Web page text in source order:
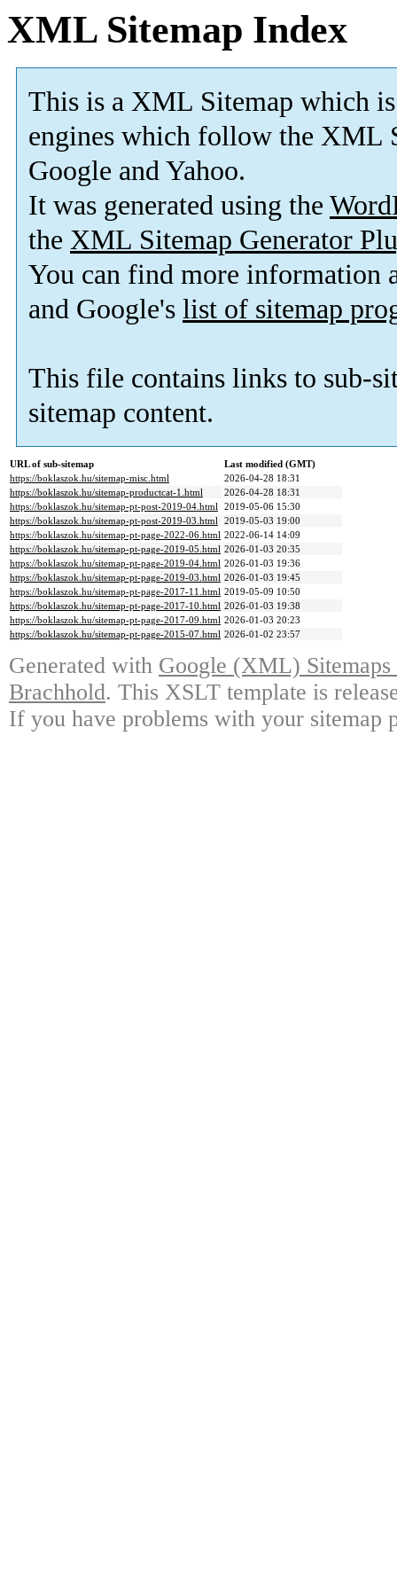
XML Sitemap Index
This is a XML Sitemap which is
engines which follow the XML
Google and Yahoo.
It was generated using the
the XML Sitemap Generator
You can find more information
and Google's list of sitemap
This file contains links to sub-
sitemap content.
URL of sub-sitemap
Last modified (GMT)
https://boklaszok.hu/sitemap-misc.html
2026-04-28 18:31
https://boklaszok.hu/sitemap-productcat-1.html
2026-04-28 18:31
https://boklaszok.hu/sitemap-pt-post-2019-04.html 2019-05-06 15:30
https://boklaszok.hu/sitemap-pt-post-2019-03.html 2019-05-03 19:00
https://boklaszok.hu/sitemap-pt-page-2022-06.html 2022-06-14 14:09
https://boklaszok.hu/sitemap-pt-page-2019-05.html 2026-01-03 20:35
https://boklaszok.hu/sitemap-pt-page-2019-04.html 2026-01-03 19:36
https://boklaszok.hu/sitemap-pt-page-2019-03.html 2026-01-03 19:45
https://boklaszok.hu/sitemap-pt-page-2017-11.html 2019-05-09 10:50
https://boklaszok.hu/sitemap-pt-page-2017-10.html 2026-01-03 19:38
https://boklaszok.hu/sitemap-pt-page-2017-09.html 2026-01-03 20:23
https://boklaszok.hu/sitemap-pt-page-2015-07.html 2026-01-02 23:57
Generated with Google (XML)
Brachhold. This XSLT template is
If you have problems with your sitemap